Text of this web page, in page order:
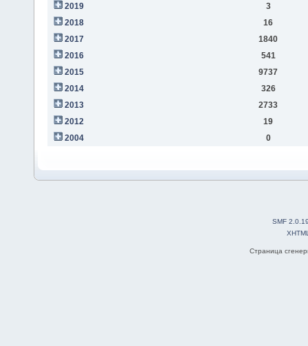
2019
3
2018
16
2017
1840
2016
541
2015
9737
2014
326
2013
2733
2012
19
2004
0
SMF
Страница